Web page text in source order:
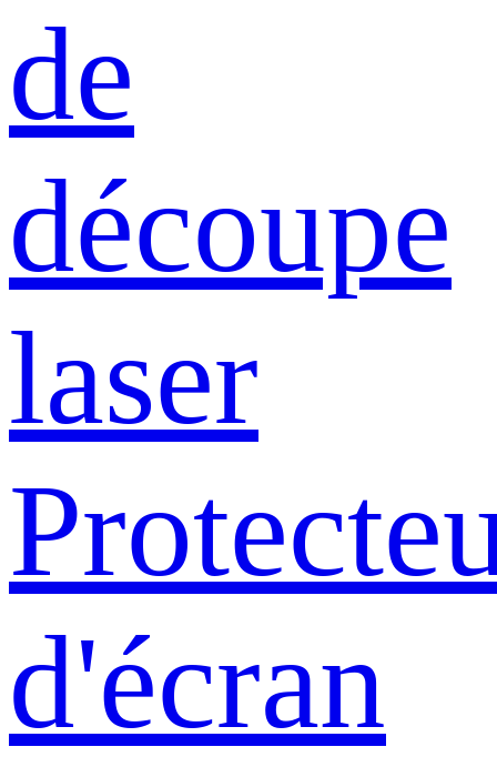
de
découpe
laser
d'écran